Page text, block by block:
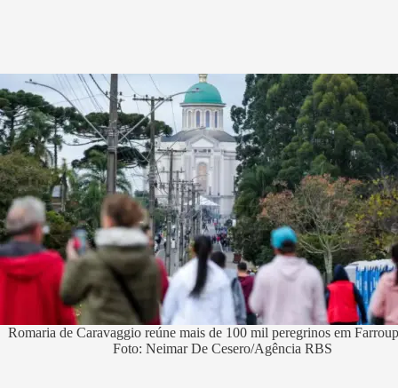
Romaria de Caravaggio reúne mais de 100 mil peregrinos em
Foto: Neimar De Cesero/Agência RBS